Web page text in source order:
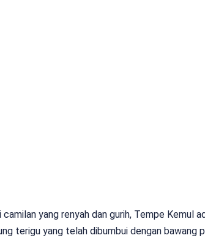
camilan yang renyah dan gurih, Tempe Kemul
terigu yang telah dibumbui dengan bawang